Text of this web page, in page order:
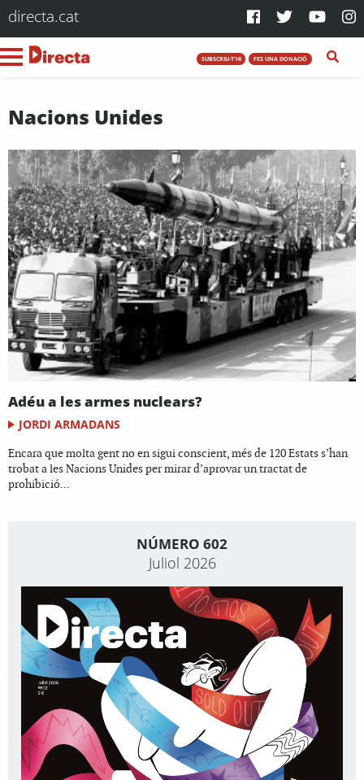
directa.cat
SUBSCRIU-T'HI FES UNA DONACIÓ
Nacions Unides
Adéu a les armes nuclears?
JORDI ARMADANS
Encara que molta gent no en sigui conscient, més de 120 Estats s’han
trobat a les Nacions Unides per mirar d’aprovar un tractat de
prohibició...
NÚMERO 602
Juliol 2026